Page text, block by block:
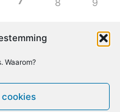
Waarom?
14 16